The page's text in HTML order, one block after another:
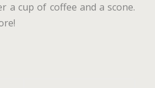
a cup of coffee and a scone.